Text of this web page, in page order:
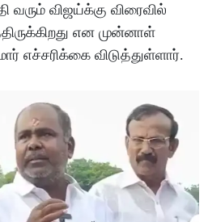
வரும் விஜய்க்கு விரைவில்
என முன்னாள்
எச்சரிக்கை விடுத்துள்ளார்.